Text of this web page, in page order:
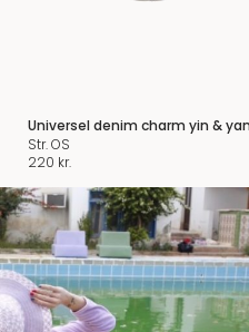
Universel denim charm yin &
Str. OS
220 kr.